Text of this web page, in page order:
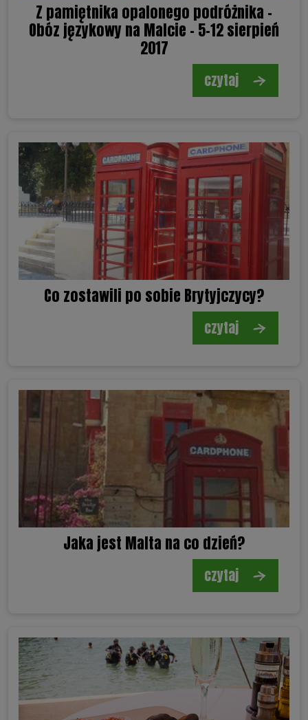
Z pamiętnika opalonego podróżnika -
Obóz językowy na Malcie – 5-12 sierpień
2017
czytaj
Co zostawili po sobie Brytyjczycy?
czytaj
Jaka jest Malta na co dzień?
czytaj